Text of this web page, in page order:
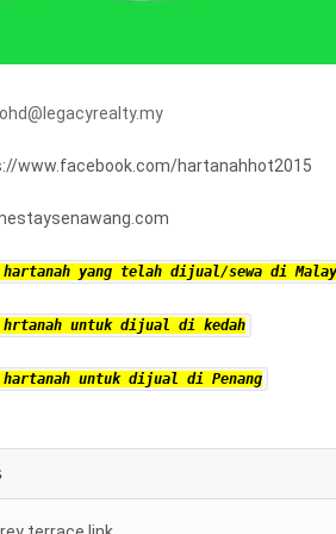
www.facebook.com/hartanahhot2015
hartanah yang telah dijual/sewa di
hrtanah untuk dijual di kedah
hartanah untuk dijual di Penang